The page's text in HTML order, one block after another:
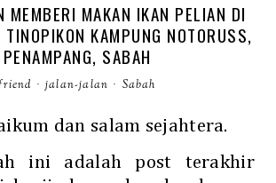
MEMBERI MAKAN IKAN PELIAN DI
TINOPIKON KAMPUNG NOTORUSS,
PENAMPANG, SABAH
· jalan-jalan · Sabah
dan salam sejahtera.
ini adalah post terakhir